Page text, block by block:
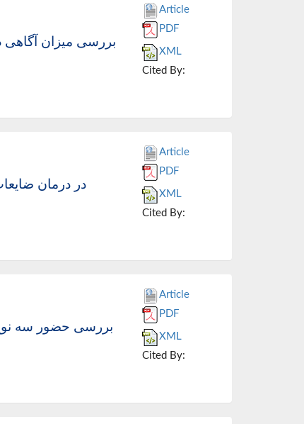
بررسی میزان
Article
PDF
XML
Cited By:
Article
PDF
XML
Cited By:
بررسی حضور سه نوع
Article
PDF
XML
Cited By: